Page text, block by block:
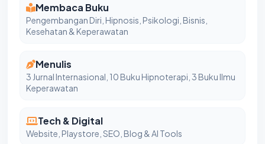
Membaca Buku
Pengembangan Diri, Hipnosis, Psikologi, Bisnis,
Kesehatan & Keperawatan
Menulis
3 Jurnal Internasional, 10 Buku Hipnoterapi, 3 Buku Ilmu
Keperawatan
Tech & Digital
Website, Playstore, SEO, Blog & AI Tools